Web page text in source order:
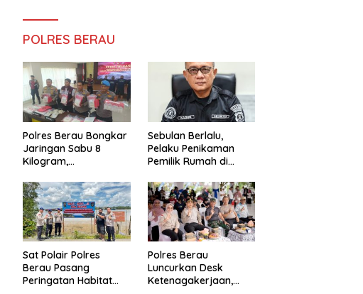
POLRES BERAU
Polres Berau Bongkar
Jaringan Sabu 8
Kilogram,
dari Dalam Lapas
Tarakan
Sebulan Berlalu,
Pelaku Penikaman
Pemilik Rumah di
Diburu Polisi
Sat Polair Polres
Berau Pasang
Peringatan Habitat
Polres Berau
Luncurkan Desk
Ketenagakerjaan,